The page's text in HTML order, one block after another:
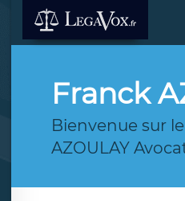
Franck
Bienvenue sur
AZOULAY